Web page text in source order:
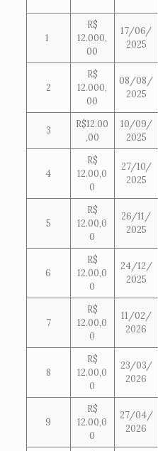
1
R$
12.000,
00
17/06/
2025
2
R$
12.000,
00
08/08/
2025
3
R$12.00
,00
10/09/
2025
4
R$
12.00,0
0
27/10/
2025
5
R$
12.00,0
0
26/11/
2025
6
R$
12.00,0
0
24/12/
2025
7
R$
12.00,0
0
11/02/
2026
8
R$
12.00,0
0
23/03/
2026
9
R$
12.00,0
0
27/04/
2026